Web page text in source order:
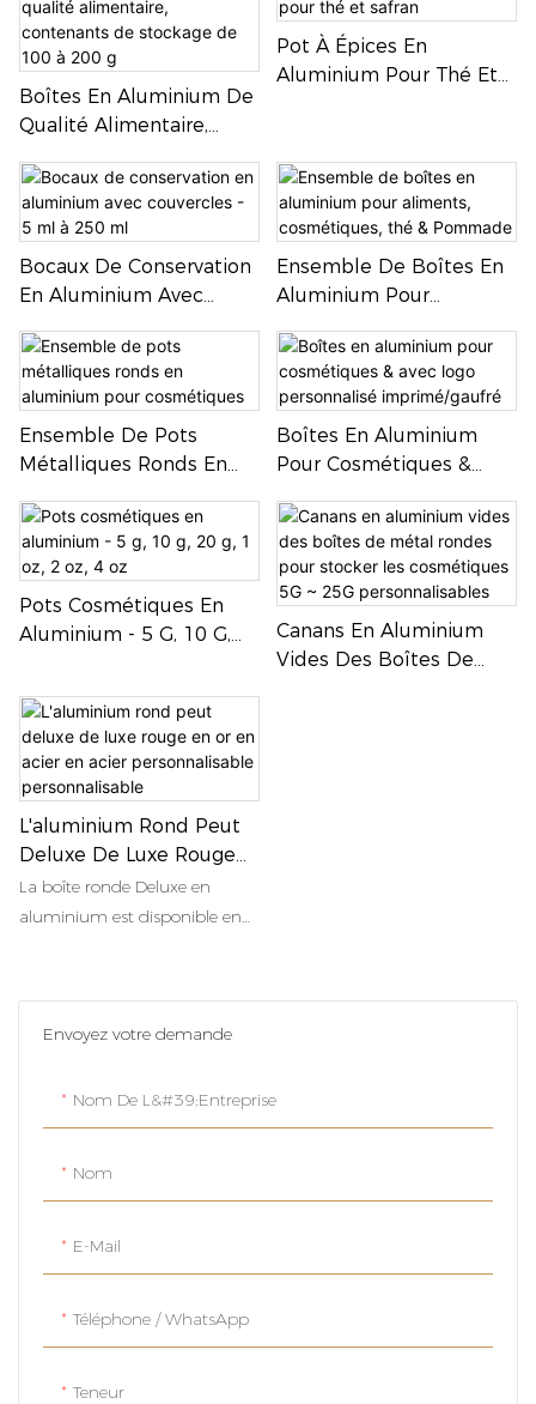
Envoyez votre demande
Nom De L&#39;entreprise
Nom
E-Mail
Téléphone / WhatsApp
Teneur
Boîtes En Aluminium De
Qualité Alimentaire,
De 100 À 200 G
Pot À Épices En
Aluminium Pour Thé Et
Bocaux De Conservation
En Aluminium Avec
Ml
Ensemble De Boîtes En
Aluminium Pour
Thé & Pommade
Ensemble De Pots
Métalliques Ronds En
Cosmétiques
Boîtes En Aluminium
Pour Cosmétiques &
Imprimé/gaufré
Pots Cosmétiques En
Aluminium - 5 G, 10 G,
Canans En Aluminium
Vides Des Boîtes De
L'aluminium Rond Peut
Deluxe De Luxe Rouge
En Or En Acier En Acier
Personnalisable
La boîte ronde Deluxe en
aluminium est disponible en
une touche d'élégance à votre
emballage. Polyvalentes et
métalliques personnalisables
sont idéales pour une grande